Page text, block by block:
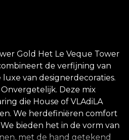
Gold Het Le Veque Tower
de verfijning van
van designerdecoraties.
Deze mix
die House of VLAdiLA
We herdefiniëren comfort
bieden het in de vorm van
met de hand getekend